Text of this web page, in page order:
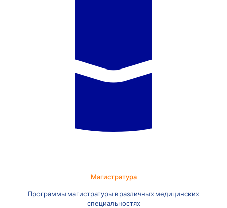
Магистратура
Программы магистратуры в различных медицинских
специальностях